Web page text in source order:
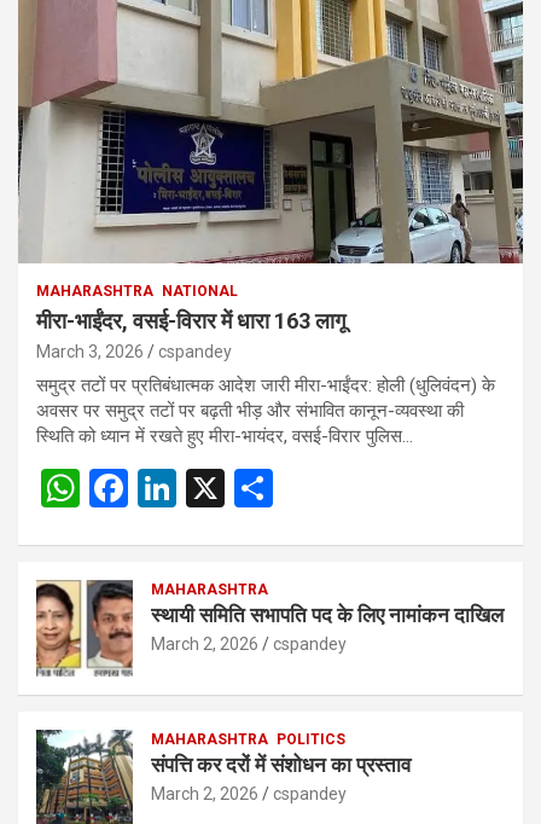
MAHARASHTRA NATIONAL
मीरा-भाईंदर, वसई-विरार में धारा 163 लागू
March 3, 2026 cspandey
समुद्र तटों पर प्रतिबंधात्मक आदेश जारी मीरा-भाईंदर: होली (धुलिवंदन) के
अवसर पर समुद्र तटों पर बढ़ती भीड़ और संभावित कानून-व्यवस्था की
स्थिति को ध्यान में रखते हुए मीरा-भायंदर, वसई-विरार पुलिस…
W
s
A
p
p
F
b
o
o
k
Li
dI
n
X
e
MAHARASHTRA
स्थायी समिति सभापति पद के लिए नामांकन दाखिल
March 2, 2026 cspandey
MAHARASHTRA POLITICS
संपत्ति कर दरों में संशोधन का प्रस्ताव
March 2, 2026 cspandey